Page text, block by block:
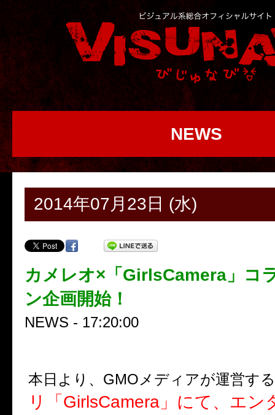
NEWS
2014年07月23日 (水)
カメレオ×「GirlsCamera」コ
ン企画開始！
NEWS - 17:20:00
本日より、GMOメディアが運営する
リ「GirlsCamera」にて、エン